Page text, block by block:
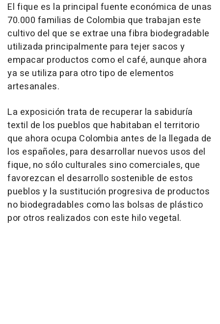
El fique es la principal fuente económica de unas
70.000 familias de Colombia que trabajan este
cultivo del que se extrae una fibra biodegradable
utilizada principalmente para tejer sacos y
empacar productos como el café, aunque ahora
ya se utiliza para otro tipo de elementos
artesanales.
La exposición trata de recuperar la sabiduría
textil de los pueblos que habitaban el territorio
que ahora ocupa Colombia antes de la llegada de
los españoles, para desarrollar nuevos usos del
fique, no sólo culturales sino comerciales, que
favorezcan el desarrollo sostenible de estos
pueblos y la sustitución progresiva de productos
no biodegradables como las bolsas de plástico
por otros realizados con este hilo vegetal.